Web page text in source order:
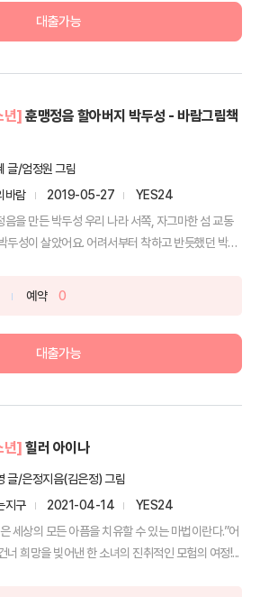
대출가능
년] 훈맹정음 할아버지 박두성 - 바람그림책
글/엄정원 그림
바람
2019-05-27
YES24
음을 만든 박두성 우리 나라 서쪽, 자그마한 섬 교동
두성이 살았어요. 어려서부터 착하고 반듯했던 박두
예약 0
대출가능
년] 힐러 아이나
글/은정지음(김은정) 그림
지구
2021-04-14
YES24
세상의 모든 아픔을 치유할 수 있는 마법이란다.”어
너 희망을 빚어낸 한 소녀의 진취적인 모험의 여정!...